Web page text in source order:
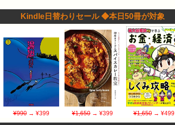
Kindle日替わりセール ◆本日50冊が対象
¥990→ ¥399 ¥1,650 → ¥399 ¥1,650→ ¥499